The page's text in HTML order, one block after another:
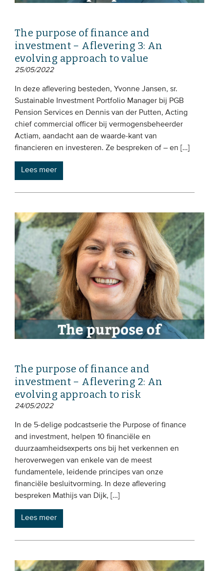
The purpose of finance and
investment – Aflevering 3: An
evolving approach to value
25/05/2022
In deze aflevering besteden, Yvonne Jansen, sr.
Sustainable Investment Portfolio Manager bij PGB
Pension Services en Dennis van der Putten, Acting
chief commercial officer bij vermogensbeheerder
Actiam, aandacht aan de waarde-kant van
financieren en investeren. Ze bespreken of – en […]
Lees meer
The purpose of finance and
investment – Aflevering 2: An
evolving approach to risk
24/05/2022
In de 5-delige podcastserie the Purpose of finance
and investment, helpen 10 financiële en
duurzaamheidsexperts ons bij het verkennen en
heroverwegen van enkele van de meest
fundamentele, leidende principes van onze
financiële besluitvorming. In deze aflevering
bespreken Mathijs van Dijk, […]
Lees meer